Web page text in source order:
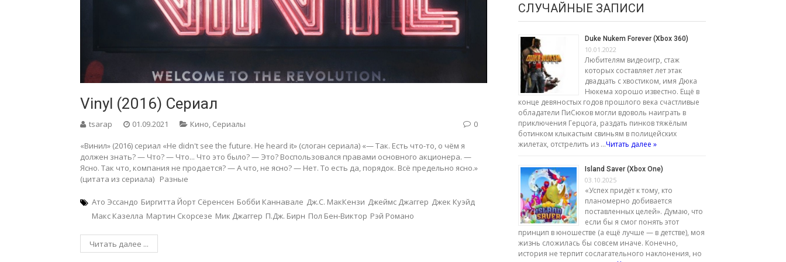
Vinyl (2016) Сериал
tsarap 01.09.2021 Кино Сериалы 0
«Винил» (2016) сериал «He didn't see the future. He heard it» (слоган сериала) «— Так. Есть что-то, о чём я
должен знать? — Что? — Что... Что это было? — Это? Воспользовался правами основного акционера. —
Ясно. Так что, компания не продается? — А что, не ясно? — Нет. То есть да, порядок. Всё предельно ясно.»
(цитата из сериала) Разные
Ато Эссандо Биргитта Йорт Сёренсен Бобби Каннавале Дж.С. МакКензи Джеймс Джаггер Джек Куэйд
Макс Казелла Мартин Скорсезе Мик Джаггер П.Дж. Бирн Пол Бен-Виктор Рэй Романо
Читать далее ...
СЛУЧАЙНЫЕ ЗАПИСИ
Duke Nukem Forever (Xbox 360)
10.01.2022
Любителям видеоигр, стаж
которых составляет лет этак
двадцать с хвостиком, имя Дюка
Нюкема хорошо известно. Ещё в
конце девяностых годов прошлого века счастливые
обладатели ПиСюков могли вдоволь наиграть в
приключения Герцога, раздать пинков тяжёлым
ботинком клыкастым свиньям в полицейских
жилетах, отстрелить из …Читать далее »
Island Saver (Xbox One)
03.10.2025
«Успех придёт к тому, кто
планомерно добивается
поставленных целей». Думаю, что
если бы я смог понять этот
принцип в юношестве (а ещё лучше — в детстве), моя
жизнь сложилась бы совсем иначе. Конечно,
история не терпит сослагательного наклонения, но